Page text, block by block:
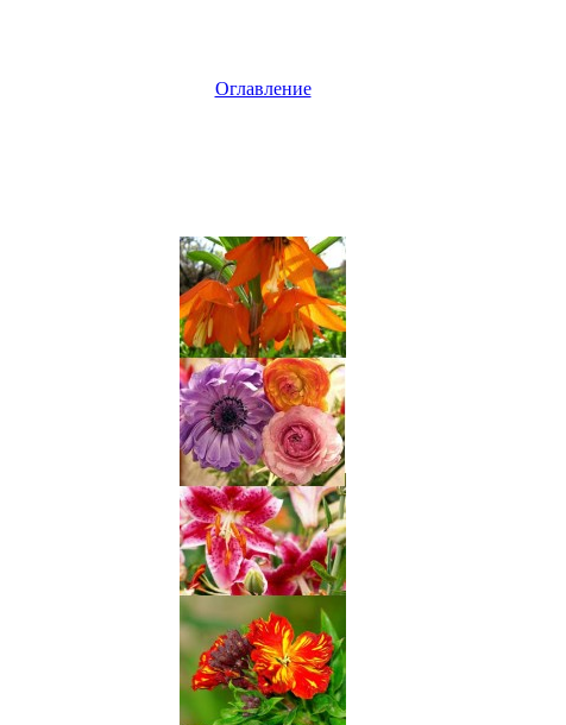
Оглавление